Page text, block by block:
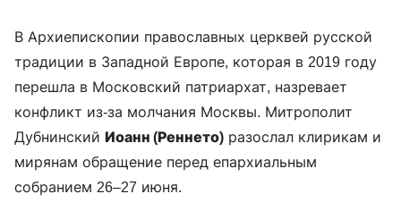
В Архиепископии православных церквей русской
традиции в Западной Европе, которая в 2019 году
перешла в Московский патриархат, назревает
конфликт из-за молчания Москвы. Митрополит
Дубнинский Иоанн (Реннето) разослал клирикам и
мирянам обращение перед епархиальным
собранием 26–27 июня.